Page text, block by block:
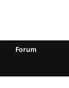
Forum